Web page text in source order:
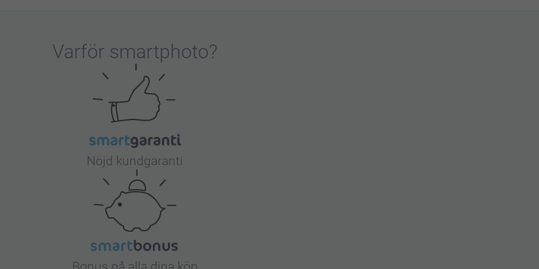
Varför smartphoto?
Nöjd kundgaranti